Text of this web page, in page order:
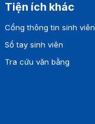
Tiện ích khác
Cổng thông tin sinh viên
Sổ tay sinh viên
Tra cứu văn bằng